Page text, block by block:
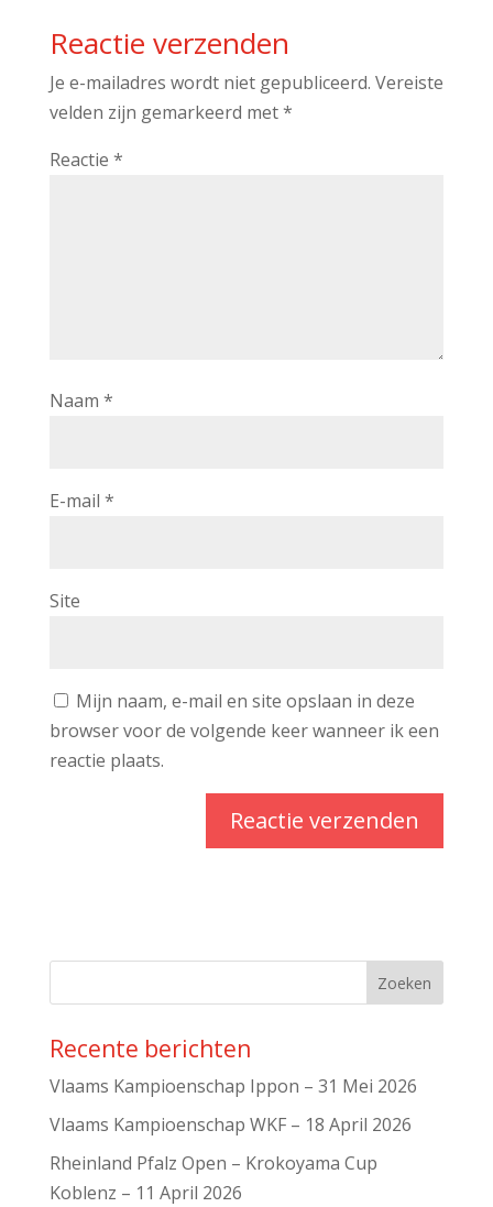
Reactie verzenden
Je e-mailadres wordt niet gepubliceerd. Vereiste
velden zijn gemarkeerd met*
Reactie *
Naam *
E-mail *
Site
Mijn naam, e-mail en site opslaan in deze
browser voor de volgende keer wanneer ik een
reactie plaats.
Recente berichten
Vlaams Kampioenschap Ippon – 31 Mei 2026
Vlaams Kampioenschap WKF – 18 April 2026
Rheinland Pfalz Open – Krokoyama Cup
Koblenz – 11 April 2026